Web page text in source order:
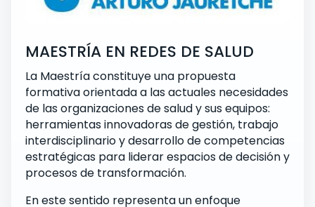
MAESTRÍA EN REDES DE SALUD
La Maestría constituye una propuesta
formativa orientada a las actuales necesidades
de las organizaciones de salud y sus equipos:
herramientas innovadoras de gestión, trabajo
interdisciplinario y desarrollo de competencias
estratégicas para liderar espacios de decisión y
procesos de transformación.
En este sentido representa un enfoque